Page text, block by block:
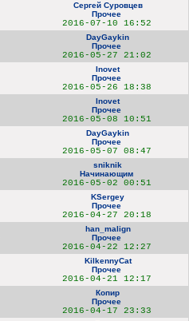
Сергей Суровцев
Прочее
2016-07-10 16:52
DayGaykin
Прочее
2016-05-27 21:02
Inovet
Прочее
2016-05-26 18:38
Inovet
Прочее
2016-05-08 10:51
DayGaykin
Прочее
2016-05-07 08:47
sniknik
Начинающим
2016-05-02 00:51
KSergey
Прочее
2016-04-27 20:18
han_malign
Прочее
2016-04-22 12:27
KilkennyCat
Прочее
2016-04-21 12:17
Копир
Прочее
2016-04-17 23:33